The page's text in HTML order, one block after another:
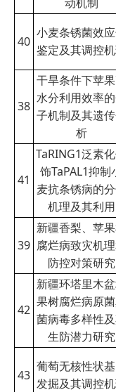
40
小麦条锈菌效
鉴定及其调控
38
干旱条件下苹
水分利用效率
子机制及其遗
析
41
TaRING1泛素
饰TaPAL1抑制
麦抗条锈病的
机理及其利用
39
新疆香梨、苹
腐烂病致灾机
防控对策研究
42
新疆环塔里木
果树腐烂病原
菌病毒多样性
生防潜力研究
43
葡萄无核性状
发掘及其调控